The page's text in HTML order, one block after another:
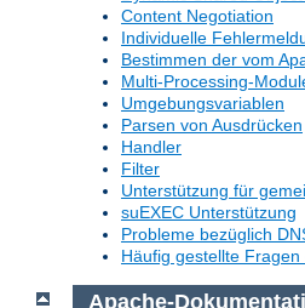
Content Negotiation
Individuelle
Bestimmen der vom
Multi-Processing-
Umgebungsvariablen
Parsen von Ausdrücken
Handler
Filter
Unterstützung für
suEXEC Unterstützung
Probleme bezüglich
Häufig gestellte Fragen
Apache-